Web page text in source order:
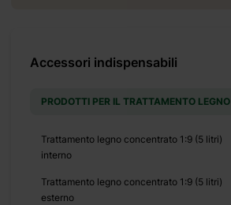
Accessori indispensabili
PRODOTTI PER IL TRATTAMENTO LEGNO
Trattamento legno concentrato 1:9 (5 litri)
interno
Trattamento legno concentrato 1:9 (5 litri)
esterno
+ 140 €
+ 0 €
+ 0 €
+ 0 €